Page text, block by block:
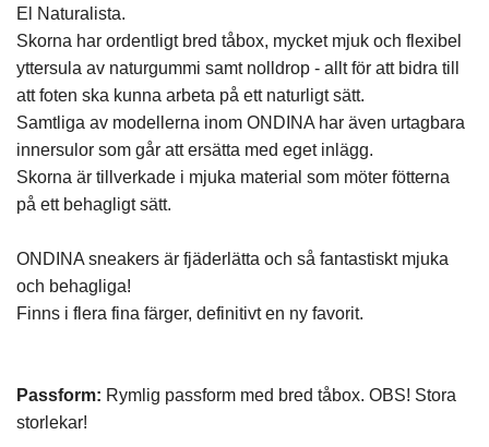
El Naturalista.
Skorna har ordentligt bred tåbox, mycket mjuk och flexibel
yttersula av naturgummi samt nolldrop - allt för att bidra till
att foten ska kunna arbeta på ett naturligt sätt.
Samtliga av modellerna inom ONDINA har även urtagbara
innersulor som går att ersätta med eget inlägg.
Skorna är tillverkade i mjuka material som möter fötterna
på ett behagligt sätt.
ONDINA sneakers är fjäderlätta och så fantastiskt mjuka
och behagliga!
Finns i flera fina färger, definitivt en ny favorit.
Passform: Rymlig passform med bred tåbox. OBS! Stora
storlekar!